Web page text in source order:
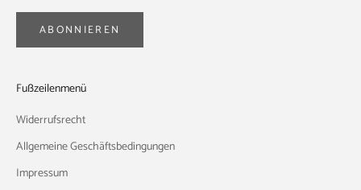
ABONNIEREN
Fußzeilenmenü
Widerrufsrecht
Allgemeine Geschäftsbedingungen
Impressum